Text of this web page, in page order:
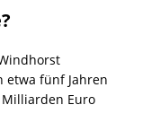
fünf Jahren
Euro